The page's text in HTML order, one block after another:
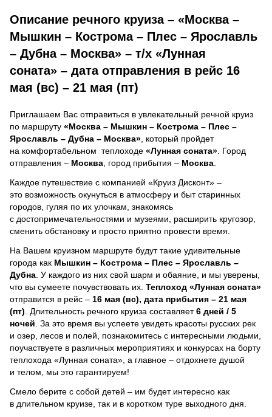
Описание речного круиза – «Москва –
Мышкин – Кострома – Плес – Ярославль
– Дубна – Москва» – т/х «Лунная
соната» – дата отправления в рейс 16
мая (вс) – 21 мая (пт)
Приглашаем Вас отправиться в увлекательный речной круиз
по маршруту «Москва – Мышкин – Кострома – Плес –
Ярославль – Дубна – Москва» , который пройдет
на комфортабельном теплоходе «Лунная соната» . Город
отправления – Москва , город прибытия – Москва
Каждое путешествие с компанией «Круиз Дисконт» –
это возможность окунуться в атмосферу и быт старинных
городов, гуляя по их улочкам, знакомясь
с достопримечательностями и музеями, расширить кругозор,
сменить обстановку и просто приятно провести время.
На Вашем круизном маршруте будут такие удивительные
города как Мышкин – Кострома – Плес – Ярославль –
Дубна . У каждого из них свой шарм и обаяние, и мы уверены,
что вы сумеете почувствовать их. Теплоход «Лунная соната»
отправится в рейс – 16 мая (вс), дата прибытия – 21 мая
(пт) . Длительность речного круиза составляет6 дней / 5
ночей За это время вы успеете увидеть красоты русских рек
и озер, лесов и полей, познакомитесь с интересными людьми,
поучаствуете в различных мероприятиях и конкурсах на борту
теплохода «Лунная соната», а главное – отдохнете душой
и телом, мы это гарантируем!
Смело берите с собой детей – им будет интересно как
в длительном круизе, так и в коротком туре выходного дня.